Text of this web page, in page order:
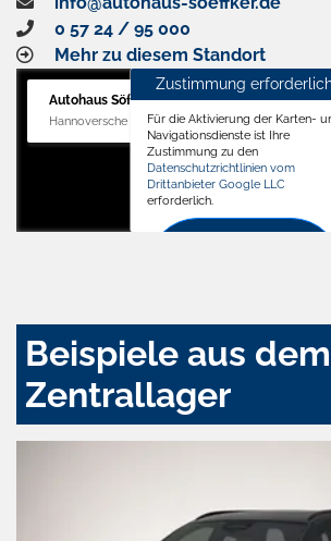
0 57 24 / 95 000
Mehr zu diesem Standort
Autohaus Söffker GmbH
Hannoversche Str. 34, 31688 Nienstädt
Zustimmung
Für die Aktivierung der Karten-
Navigationsdienste ist Ihre
Zustimmung zu den
Datenschutzrichtlinien vom
Drittanbieter Google LLC
erforderlich.
Beispiele aus dem
Zentrallager